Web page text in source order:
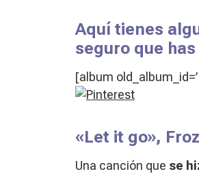
Aquí tienes
seguro que
[album
«Let it go»,
Una canción que se